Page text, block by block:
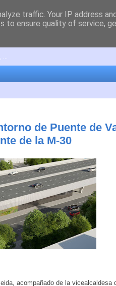
de Puente de
de la M-30
acompañado de la vicealcaldesa
traffic. Your IP address
to ensure quality of service,